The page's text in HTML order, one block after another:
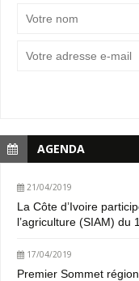
AGENDA
21/04/2019
La Côte d’Ivoire
l’agriculture (SIAM) du
17/04/2019
Premier Sommet